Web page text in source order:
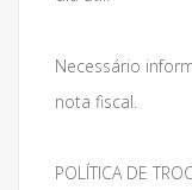
Necessário
nota fiscal.
POLÍTICA DE